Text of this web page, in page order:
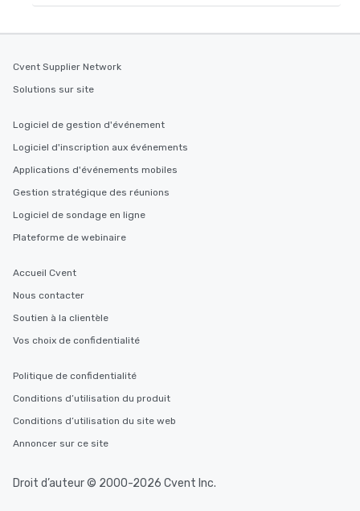
Cvent Supplier Network
Solutions sur site
Logiciel de gestion d'événement
Logiciel d'inscription aux événements
Applications d'événements mobiles
Gestion stratégique des réunions
Logiciel de sondage en ligne
Plateforme de webinaire
Accueil Cvent
Nous contacter
Soutien à la clientèle
Vos choix de confidentialité
Politique de confidentialité
Conditions d’utilisation du produit
Conditions d’utilisation du site web
Annoncer sur ce site
Droit d’auteur © 2000-2026 Cvent Inc.